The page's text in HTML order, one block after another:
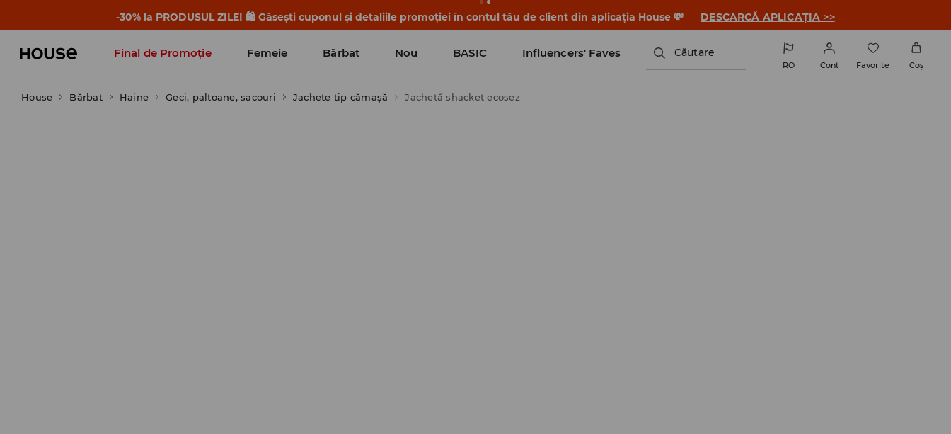
-30% la PRODUSUL ZILEI 🛍️ Găsești cuponul și detaliile promoției în contul tău de client din aplicația House 💸 DESCARCĂ APLICAȚIA >>
Final de Promoție Femeie Bărbat Nou BASIC Influencers' Faves Căutare
RO Cont Favorite Coş
House Bărbat Haine Geci, paltoane, sacouri Jachete tip cămașă Jachetă shacket ecosez